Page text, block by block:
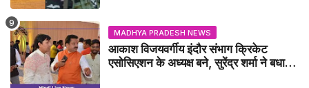
MADHYA PRADESH NEWS
आकाश विजयवर्गीय इंदौर संभाग क्रिकेट
एसोसिएशन के अध्यक्ष बने, सुरेंद्र शर्मा ने बधाई